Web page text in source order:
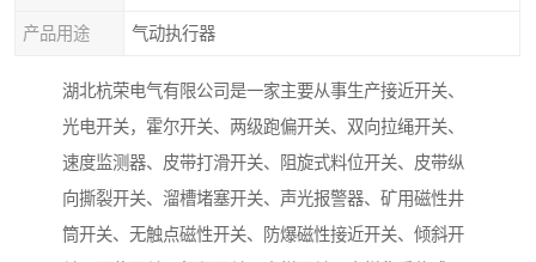
产品用途 气动执行器
湖北杭荣电气有限公司是一家主要从事生产接近开关、
光电开关，霍尔开关、两级跑偏开关、双向拉绳开关、
速度监测器、皮带打滑开关、阻旋式料位开关、皮带纵
向撕裂开关、溜槽堵塞开关、声光报警器、矿用磁性井
筒开关、无触点磁性开关、防爆磁性接近开关、倾斜开